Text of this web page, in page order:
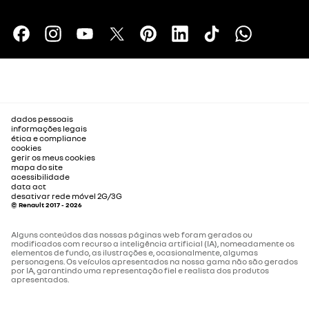
dados pessoais
informações legais
ética e compliance
cookies
gerir os meus cookies
mapa do site
acessibilidade
data act
desativar rede móvel 2G/3G
© Renault 2017 - 2026
Alguns conteúdos das nossas páginas web foram gerados ou
modificados com recurso a inteligência artificial (IA), nomeadamente os
elementos de fundo, as ilustrações e, ocasionalmente, algumas
personagens. Os veículos apresentados na nossa gama não são gerados
por IA, garantindo uma representação fiel e realista dos produtos
apresentados.